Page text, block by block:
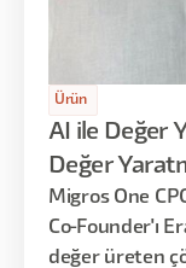
Ürün
AI ile Değer
Değer
Migros One
Co-Founder'ı
değer üreten